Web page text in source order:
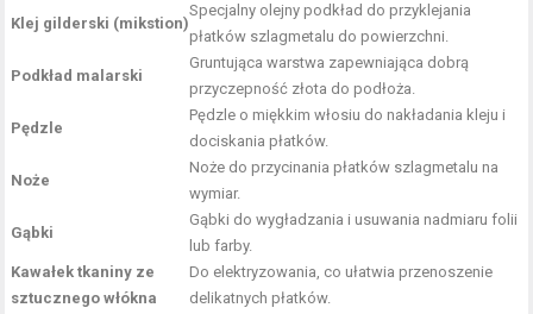
Klej gilderski (mikstion)
Specjalny olejny podkład do przyklejania
płatków szlagmetalu do powierzchni.
Podkład malarski
Gruntująca warstwa zapewniająca dobrą
przyczepność złota do podłoża.
Pędzle
Pędzle o miękkim włosiu do nakładania kleju i
dociskania płatków.
Noże
Noże do przycinania płatków szlagmetalu na
wymiar.
Gąbki
Gąbki do wygładzania i usuwania nadmiaru folii
lub farby.
Kawałek tkaniny ze
sztucznego włókna
Do elektryzowania, co ułatwia przenoszenie
delikatnych płatków.